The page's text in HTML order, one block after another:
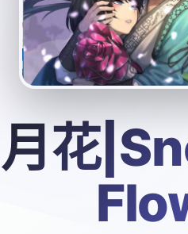
花